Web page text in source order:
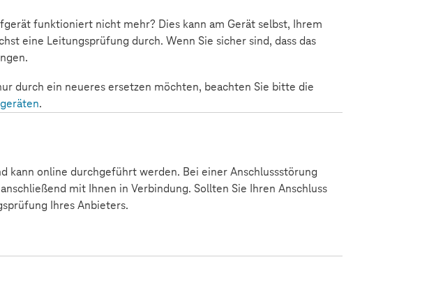
funktioniert nicht mehr? Dies kann am Gerät selbst, Ihrem
eine Leitungsprüfung durch. Wenn Sie sicher sind, dass das
durch ein neueres ersetzen möchten, beachten Sie bitte die
.
kann online durchgeführt werden. Bei einer Anschlussstörung
mit Ihnen in Verbindung. Sollten Sie Ihren Anschluss
Ihres Anbieters.